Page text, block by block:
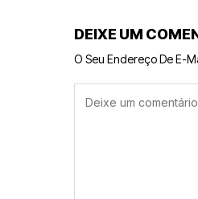
DEIXE UM
O Seu Endereço De E-